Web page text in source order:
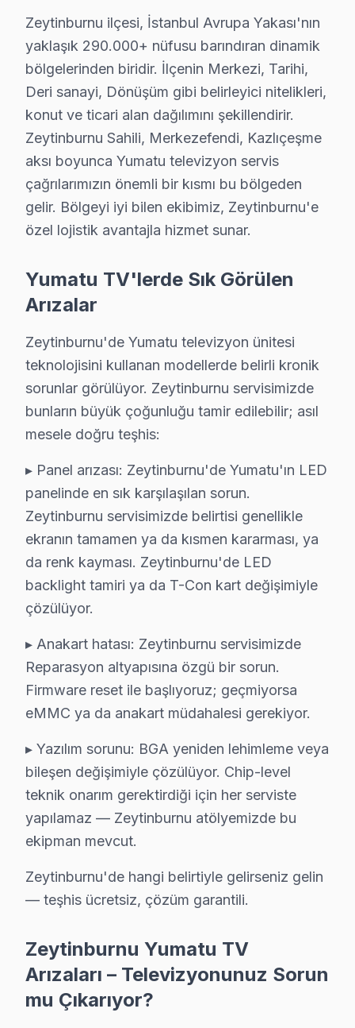
₺600 - ₺1100.
Etkilenen Modeller:
Yumatu 50UHD2021.
Bu sorunlarla karşılaştığınızda, Zeytinburnu’daki
Zeytinburnu'de Yumatu Servis Seçerken
Beştelsiz'de Yumatu TV Servisi
Beştelsiz Mahallesi, eski yapıların yoğunlukta olduğu
Çırpıcı'da Yumatu TV Servisi
Çırpıcı Mahallesi, modern konutları ve gelişmiş
Gökalp'de Yumatu TV Servisi
Gökalp Mahallesi, yeni yapılan binalarıyla göz
Kazlıçeşme'de Yumatu TV Servisi
Kazlıçeşme, gelişmekte olan bir mahalle olup, burada
Maltepe'de Yumatu TV Servisi
Maltepe Mahallesi, çeşitli bina tipleri ve altyapısıyla
Merkezefendi'de Yumatu TV Servisi
Merkezefendi Mahallesi, çeşitli çağdaş konut projeleri
Nuripaşa'da Yumatu TV Servisi
Nuripaşa Mahallesi, dinamik bir yapılaşma sürecinde
Seyitnizam'da Yumatu TV Servisi
Sümer'de Yumatu TV Servisi
Sümer Mahallesi, hem eski hem de yeni yapıları
Telsiz Mahallesi, çeşitli bina tipleriyle dolu bir yerleşim
Veliefendi'de Yumatu TV Servisi
Veliefendi Mahallesi, modern binalarıyla tanınmakta
Yenidoğan Mahallesi, eski ve yeni yapıların bir arada
Yeşiltepe, sakinlerine sunduğu huzurlu atmosferle
Yumatu Tamir mi, Değişim mi? Rehber
Zeytinburnu ilçesi, İstanbul Avrupa Yakası'nın
yaklaşık 290.000+ nüfusu barındıran dinamik
bölgelerinden biridir. İlçenin Merkezi, Tarihi,
Deri sanayi, Dönüşüm gibi belirleyici nitelikleri,
konut ve ticari alan dağılımını şekillendirir.
Zeytinburnu Sahili, Merkezefendi, Kazlıçeşme
aksı boyunca Yumatu televizyon servis
çağrılarımızın önemli bir kısmı bu bölgeden
gelir. Bölgeyi iyi bilen ekibimiz, Zeytinburnu'e
özel lojistik avantajla hizmet sunar.
Yumatu TV'lerde Sık Görülen
Arızalar
Zeytinburnu'de Yumatu televizyon ünitesi
teknolojisini kullanan modellerde belirli kronik
sorunlar görülüyor. Zeytinburnu servisimizde
bunların büyük çoğunluğu tamir edilebilir; asıl
mesele doğru teşhis:
▸ Panel arızası: Zeytinburnu'de Yumatu'ın LED
panelinde en sık karşılaşılan sorun.
Zeytinburnu servisimizde belirtisi genellikle
ekranın tamamen ya da kısmen kararması, ya
da renk kayması. Zeytinburnu'de LED
backlight tamiri ya da T-Con kart değişimiyle
çözülüyor.
▸ Anakart hatası: Zeytinburnu servisimizde
Reparasyon altyapısına özgü bir sorun.
Firmware reset ile başlıyoruz; geçmiyorsa
eMMC ya da anakart müdahalesi gerekiyor.
▸ Yazılım sorunu: BGA yeniden lehimleme veya
bileşen değişimiyle çözülüyor. Chip-level
teknik onarım gerektirdiği için her serviste
yapılamaz — Zeytinburnu atölyemizde bu
ekipman mevcut.
Zeytinburnu'de hangi belirtiyle gelirseniz gelin
— teşhis ücretsiz, çözüm garantili.
Zeytinburnu Yumatu TV
Arızaları – Televizyonunuz Sorun
mu Çıkarıyor?